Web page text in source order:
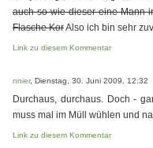
auch so wie dieser eine Mann
Flasche KorAlso ich bin sehr
Link zu diesem Kommentar
nnier, Dienstag, 30. Juni 2009, 12:32
Durchaus, durchaus. Doch -
muss mal im Müll wühlen und
Link zu diesem Kommentar